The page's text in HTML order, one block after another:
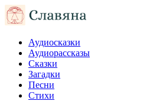
Аудиосказки
Аудиорассказы
Сказки
Загадки
Песни
Стихи